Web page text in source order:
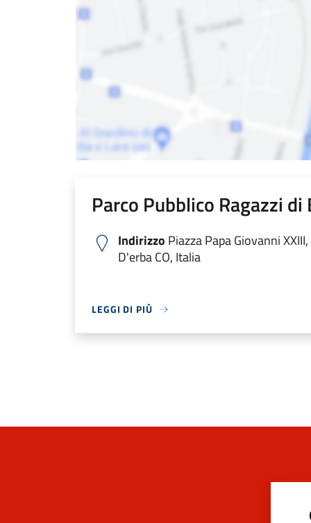
Parco Pubblico Ragazzi di
Indirizzo Piazza Papa Giovanni
D'erba CO, Italia
LEGGI DI PIÙ